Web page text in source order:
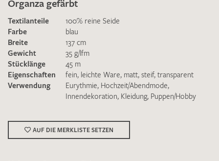
Ich bin damit einverstanden, dass meine angegebenen Daten
zur Beantwortung meiner Musteranfrage genutzt werden.
DieDatenschutzbestimmungenhabe ich zur Kenntnis
genommen und akzeptiere diese.
Organza gefärbt
Textilanteile
100% reine Seide
Farbe
blau
Breite
137 cm
Gewicht
35 g/lfm
Stücklänge
45 m
Eigenschaften
fein, leichte Ware, matt, steif, transparent
Verwendung
Eurythmie, Hochzeit/Abendmode,
Innendekoration, Kleidung, Puppen/Hobby
AUF DIE MERKLISTE SETZEN